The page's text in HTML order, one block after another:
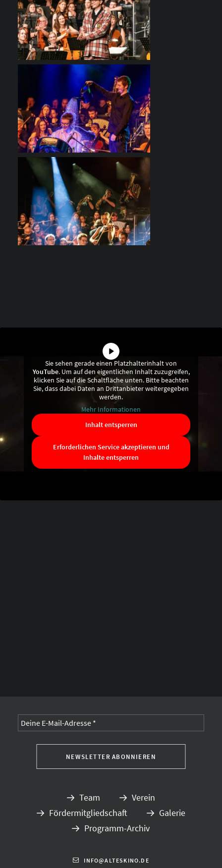
Sie sehen gerade einen Platzhalterinhalt von
YouTube. Um auf den eigentlichen Inhalt zuzugreifen,
klicken Sie auf die Schaltfläche unten. Bitte beachten
Sie, dass dabei Daten an Drittanbieter weitergegeben
werden.
Mehr Informationen
Inhalt entsperren
Erforderlichen Service akzeptieren und
Inhalte entsperren
Team
Verein
Fördermitgliedschaft
Galerie
Programm-Archiv
INFO@ALTESKINO.DE